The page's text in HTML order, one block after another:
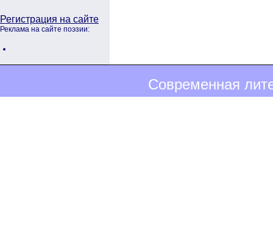
Регистрация на сайте
Реклама на сайте поэзии:
Современная